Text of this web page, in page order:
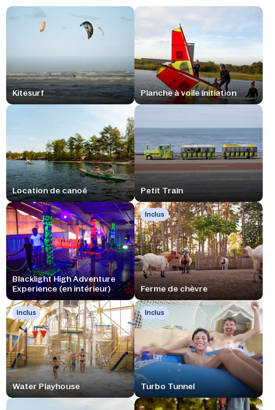
Kitesurf Planche à voile initiation
Location de canoë Petit Train
Blacklight High Adventure
Experience (en intérieur)
Inclus
Ferme de chèvre
Inclus
Water Playhouse
Inclus
Turbo Tunnel